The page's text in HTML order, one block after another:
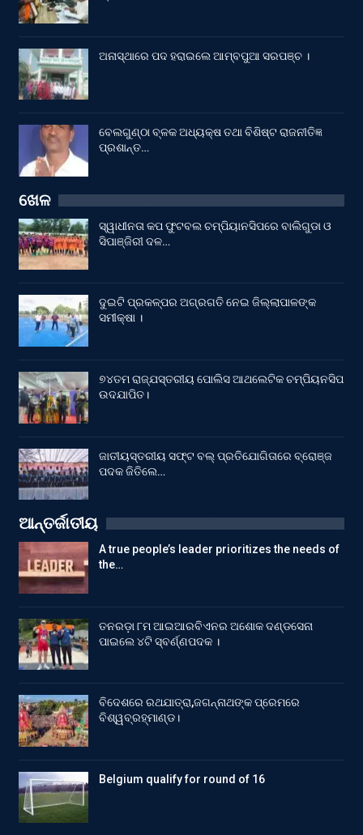
ଅନାସ୍ଥାରେ ପଦ ହରାଇଲେ ଆମ୍ବପୁଆ ସରପଞ୍ଚ ।
ବେଲଗୁଣ୍ଠା ବ୍ଳକ ଅଧ୍ୟକ୍ଷ ତଥା ବିଶିଷ୍ଟ ରାଜନୀତିଜ୍ଞ
ପ୍ରଶାନ୍ତ…
ଖେଳ
ସ୍ୱାଧୀନତା କପ ଫୁଟବଲ ଚମ୍ପିୟାନସିପରେ ବାଲିଗୁଡା ଓ
ସିପାଞ୍ଜିରୀ ଦଳ…
ଦୁଇଟି ପ୍ରକଳ୍ପର ଅଗ୍ରଗତି ନେଇ ଜିଲ୍ଲାପାଳଙ୍କ
ସମୀକ୍ଷା ।
୭୪ତମ ରାଜ୍ଯସ୍ତରୀୟ ପୋଲିସ ଆଥଲେଟିକ ଚମ୍ପିୟନସିପ
ଉଦଯାପିତ।
ଜାତୀୟସ୍ତରୀୟ ସଫ୍ଟ ବଲ୍ ପ୍ରତିଯୋଗିତାରେ ବ୍ରୋଞ୍ଜ
ପଦକ ଜିତିଲେ…
ଆନ୍ତର୍ଜାତୀୟ
A true people’s leader prioritizes the needs of
the…
ତନରଡ଼ା ୮ମ ଆଇଆରବିଏନର ଅଶୋକ ଦଣ୍ଡସେନା
ପାଇଲେ ୪ଟି ସ୍ବର୍ଣ୍ଣପଦକ ।
ବିଦେଶରେ ରଥଯାତ୍ରା,ଜଗନ୍ନାଥଙ୍କ ପ୍ରେମରେ
ବିଶ୍ୱବ୍ରହ୍ମାଣ୍ଡ।
Belgium qualify for round of 16